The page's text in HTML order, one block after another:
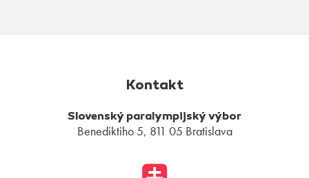
Kontakt
Slovenský paralympijský výbor
Benediktiho 5, 811 05 Bratislava